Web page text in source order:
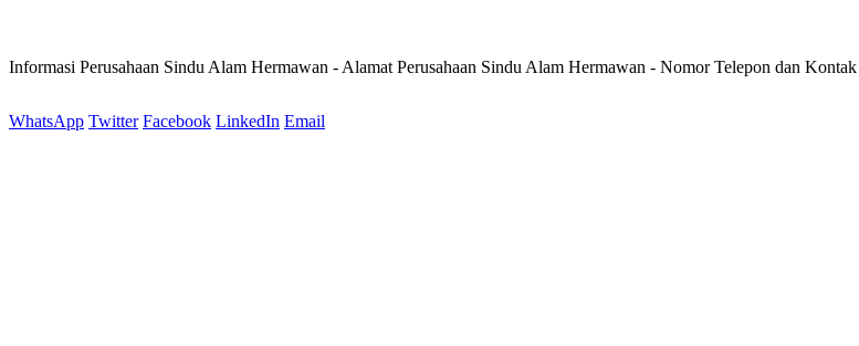
Informasi Perusahaan Sindu Alam Hermawan - Alamat Perusahaan Sindu Alam Hermawan - Nomor Telepon dan
WhatsApp Twitter Facebook LinkedIn Email